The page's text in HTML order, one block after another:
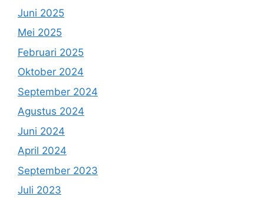
Juni 2025
Mei 2025
Februari 2025
Oktober 2024
September 2024
Agustus 2024
Juni 2024
April 2024
September 2023
Juli 2023